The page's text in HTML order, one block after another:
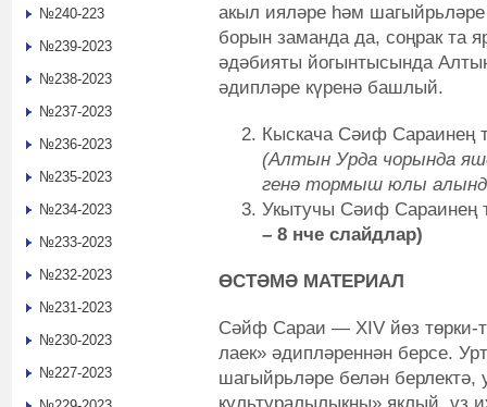
акыл ияләре һәм шагыйрьләре
борын заманда да, соңрак та
әдәбияты йогынтысында
әдипләре күренә башлый.
Кыскача Сәиф
(Алтын Урда чорында
генә тормыш юлы
Укытучы Сәиф
– 8 нче слайдлар)
ӨСТӘМӘ МАТЕРИАЛ
Сәйф Сараи — XIV йөз төрки-
лаек» әдипләреннән берсе.
шагыйрьләре белән
культуралылыкны» яклый, үз
№240-223
№239-2023
№238-2023
№237-2023
№236-2023
№235-2023
№234-2023
№233-2023
№232-2023
№231-2023
№230-2023
№227-2023